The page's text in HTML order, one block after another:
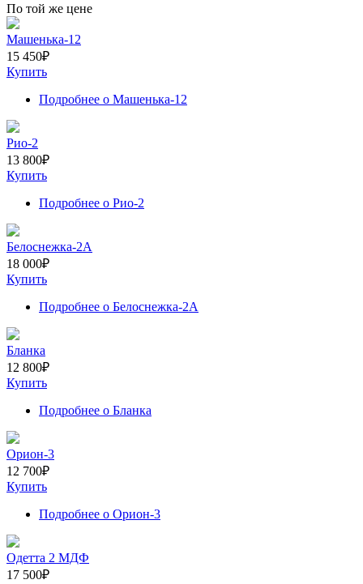
По той же цене
Машенька-12
15 450₽
Купить
Подробнее о Машенька-12
Рио-2
13 800₽
Купить
Подробнее о Рио-2
Белоснежка-2А
18 000₽
Купить
Подробнее о Белоснежка-2А
Бланка
12 800₽
Купить
Подробнее о Бланка
Орион-3
12 700₽
Купить
Подробнее о Орион-3
Одетта 2 МДФ
17 500₽